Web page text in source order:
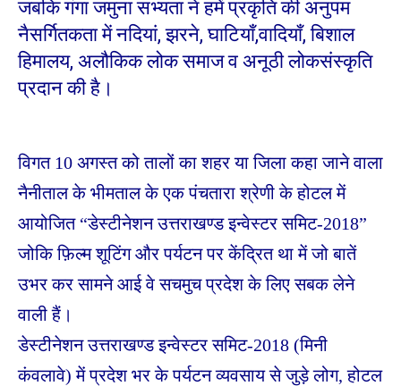
जबकि गंगा जमुना सभ्यता ने हमें प्रकृति की अनुपम
नैसर्गितकता में नदियां, झरने, घाटियाँ,वादियाँ, बिशाल
हिमालय, अलौकिक लोक समाज व अनूठी लोकसंस्कृति
प्रदान की है।
विगत 10 अगस्त को तालों का शहर या जिला कहा जाने वाला
नैनीताल के भीमताल के एक पंचतारा श्रेणी के होटल में
आयोजित “डेस्टीनेशन उत्तराखण्ड इन्वेस्टर समिट-2018”
जोकि फ़िल्म शूटिंग और पर्यटन पर केंद्रित था में जो बातें
उभर कर सामने आई वे सचमुच प्रदेश के लिए सबक लेने
वाली हैं।
डेस्टीनेशन उत्तराखण्ड इन्वेस्टर समिट-2018 (मिनी
कंवलावे) में प्रदेश भर के पर्यटन व्यवसाय से जुड़े लोग, होटल